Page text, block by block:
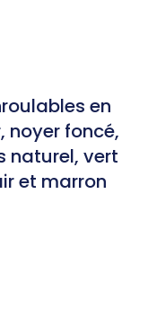
en
noyer foncé,
naturel, vert
et marron